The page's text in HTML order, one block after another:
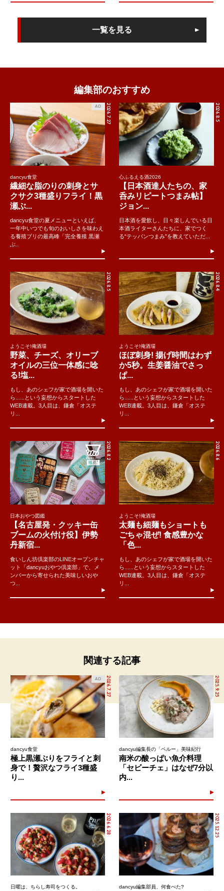
一覧を見る
編集部のおすすめ
2026.7.27
AD
dancyu食堂
繊細な脂のりの刺身とサ
クサク3種盛りフライ！黒
瀬ぶ...
dancyu食堂の夏メニューといえば、
一年中いつでも旬のおいしさを味わえ
る養殖ブリの最高峰「完全養殖 黒瀬
ぶ..
2026.8.5
心ふるえる酒2026
【日本酒達人たちの、家
呑みリピートつまみ帖】
ジョン...
日本酒を愛飲し、日々楽しんでいる日
本酒ライターさんたちに、家でつく
る“テッパンつまみ”を教えていただ...
2026.8.5
ようこそ!俺酒場
野菜、チーズ、オリーブ
オイルの三位一体感に唸
る!塩...
もし、あのシェフが家で酒場を開いた
ら......という妄想からスタートした
WEB連載。3人目は、鎌倉「オステ
リ...
2026.8.4
ようこそ!俺酒場
ほぼ刺身! 揚げ時間はわず
か5秒。生姜醤油でさっ
ぱ...
もし、あのシェフが家で酒場を開いた
ら......という妄想からスタートした
WEB連載。3人目は、鎌倉「オステ
リ...
2026.8.2
日本おやつ図鑑
【名古屋発・クッキー缶
ブームの火付け役】伊勢
丹新宿...
食いしん坊倶楽部のLINEオープンチャ
ット「dancyuおやつ倶楽部」で、メ
ンバーから寄せられた美味しいおや
つ...
2026.8.6
ようこそ!俺酒場
太麺も細麺もショートも
ごちゃ混ぜ! 食感豊かな
「色...
もし、あのシェフが家で酒場を開いた
ら......という妄想からスタートした
WEB連載。3人目は、鎌倉「オステ
リ...
関連する記事
2026.7.27
AD
dancyu食堂
極上黒瀬ぶりをフライと刺
身で！贅沢なフライ3種盛
り...
2025.9.25
dancyu編集長の「ペルー」美味紀行
南米の酸っぱい魚介料理
「セビーチェ」はなぜ7分以
内...
2026.6.28
日曜は、ちらし寿司をつくる。
2025.12.25
dancyu編集部員、何食べた?